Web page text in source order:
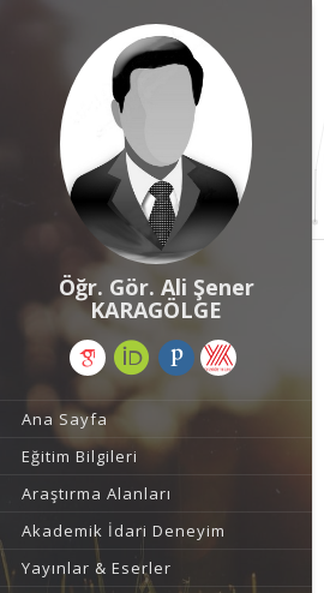
Öğr. Gör. Ali Şener
KARAGÖLGE
Ana Sayfa
Eğitim Bilgileri
Araştırma Alanları
Akademik İdari Deneyim
Yayınlar & Eserler